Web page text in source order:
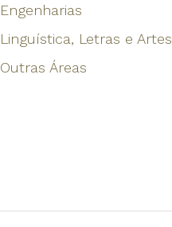
Engenharias
Linguística, Letras e Artes
Outras Áreas